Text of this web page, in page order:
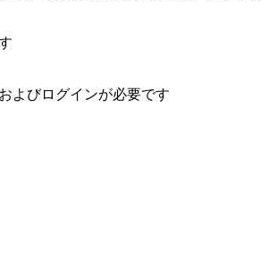
よびログインが必要です